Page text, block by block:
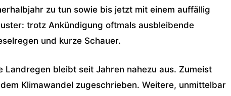
zu tun sowie bis jetzt mit einem auffällig
trotz Ankündigung oftmals ausbleibende
und kurze Schauer.
Landregen bleibt seit Jahren nahezu aus. Zumeist
Klimawandel zugeschrieben. Weitere, unmittelbar